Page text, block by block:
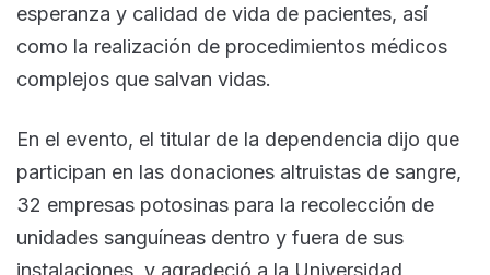
esperanza y calidad de vida de pacientes, así
como la realización de procedimientos médicos
complejos que salvan vidas.
En el evento, el titular de la dependencia dijo que
participan en las donaciones altruistas de sangre,
32 empresas potosinas para la recolección de
unidades sanguíneas dentro y fuera de sus
instalaciones, y agradeció a la Universidad